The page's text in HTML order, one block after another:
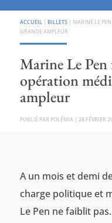
ACCUEIL | BILLETS| MARINE LE
GRANDE AMPLEUR
Marine Le
opération
ampleur
PAR POLÉMIA | 28 FÉVRIER
A un mois et demi
charge politique et
Le Pen ne faiblit